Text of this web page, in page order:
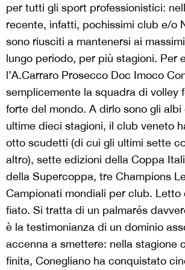
per tutti gli sport professionistici:
recente, infatti, pochissimi club e/o
sono riusciti a mantenersi ai
lungo periodo, per più stagioni. Per
l’A.Carraro Prosecco Doc Imoco
semplicemente la squadra di volley
forte del mondo. A dirlo sono gli albi
ultime dieci stagioni, il club veneto
otto scudetti (di cui gli ultimi sette
altro), sette edizioni della Coppa
della Supercoppa, tre Champions
Campionati mondiali per club. Letto
fiato. Si tratta di un palmarés
è la testimonianza di un dominio
accenna a smettere: nella stagione
finita, Conegliano ha conquistato